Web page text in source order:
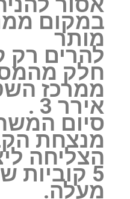
במקום
מותר
להרים רק
חלק
ממרכז
אירר 3 ‏.
סיום
‏מנצחת
הצליחה
5
מעלה.